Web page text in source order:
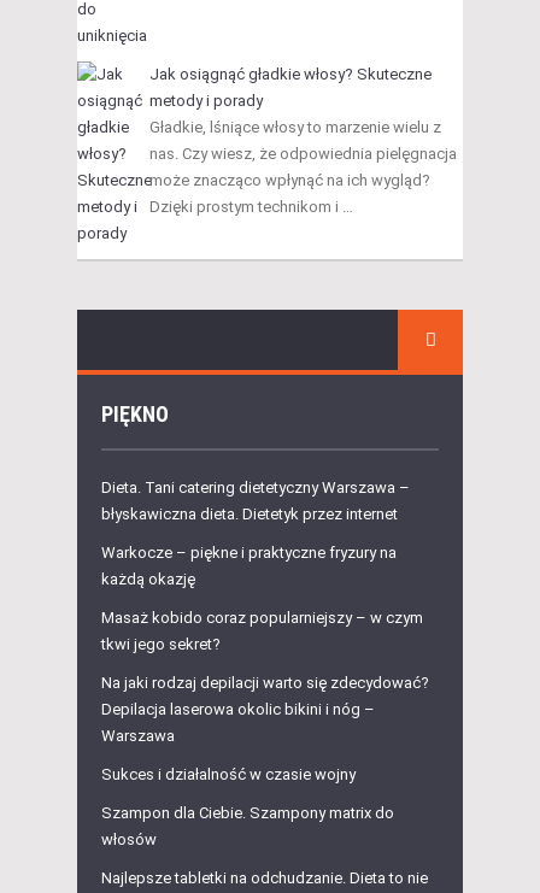
Jak osiągnąć gładkie włosy? Skuteczne
metody i porady
Gładkie, lśniące włosy to marzenie wielu z
nas. Czy wiesz, że odpowiednia pielęgnacja
może znacząco wpłynąć na ich wygląd?
Dzięki prostym technikom i …
PIĘKNO
Dieta. Tani catering dietetyczny Warszawa –
błyskawiczna dieta. Dietetyk przez internet
Warkocze – piękne i praktyczne fryzury na
każdą okazję
Masaż kobido coraz popularniejszy – w czym
tkwi jego sekret?
Na jaki rodzaj depilacji warto się zdecydować?
Depilacja laserowa okolic bikini i nóg –
Warszawa
Sukces i działalność w czasie wojny
Szampon dla Ciebie. Szampony matrix do
włosów
Najlepsze tabletki na odchudzanie. Dieta to nie